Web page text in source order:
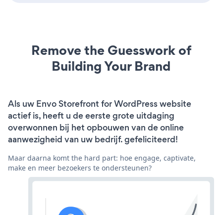
Remove the Guesswork of
Building Your Brand
Als uw Envo Storefront for WordPress website
actief is, heeft u de eerste grote uitdaging
overwonnen bij het opbouwen van de online
aanwezigheid van uw bedrijf. gefeliciteerd!
Maar daarna komt the hard part: hoe engage, captivate,
make en meer bezoekers te ondersteunen?